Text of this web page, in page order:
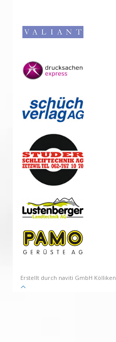
Erstellt durch naviti GmbH Kölliken